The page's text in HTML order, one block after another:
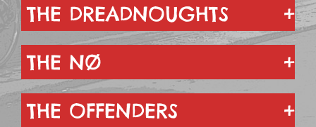
THE DREADNOUGHTS
THE NØ
THE OFFENDERS